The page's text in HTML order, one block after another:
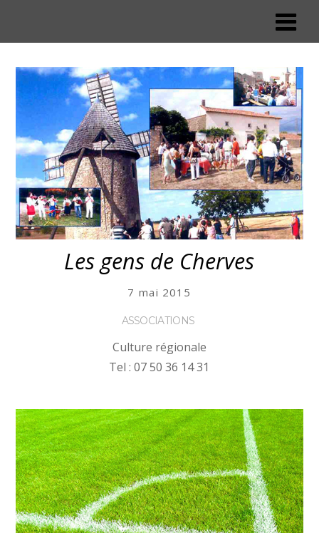
Les gens de Cherves
7 mai 2015
ASSOCIATIONS
Culture régionale
Tel : 07 50 36 14 31